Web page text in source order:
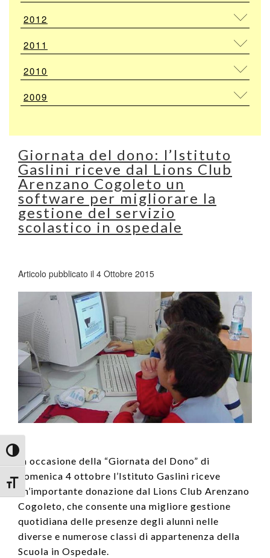
Attiva/disattiva alto contrasto
Attiva/disattiva dimensione testo
2012
2011
2010
2009
Giornata del dono: l’Istituto
Gaslini riceve dal Lions Club
Arenzano Cogoleto un
software per migliorare la
gestione del servizio
scolastico in ospedale
Articolo pubblicato il 4 Ottobre 2015
In occasione della “Giornata del Dono” di
domenica 4 ottobre l’Istituto Gaslini riceve
un’importante donazione dal Lions Club Arenzano
Cogoleto, che consente una migliore gestione
quotidiana delle presenze degli alunni nelle
diverse e numerose classi di appartenenza della
Scuola in Ospedale.